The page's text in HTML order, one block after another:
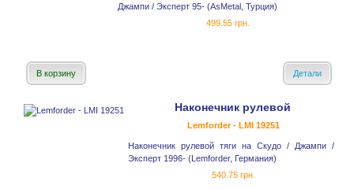
Джампи / Эксперт 95- (AsMetal, Турция)
499.55 грн.
В корзину Детали
Наконечник рулевой
Lemforder - LMI 19251
Наконечник рулевой тяги на Скудо / Джампи /
Эксперт 1996- (Lemforder, Германия)
540.75 грн.